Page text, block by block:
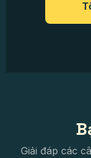
Giải đáp các